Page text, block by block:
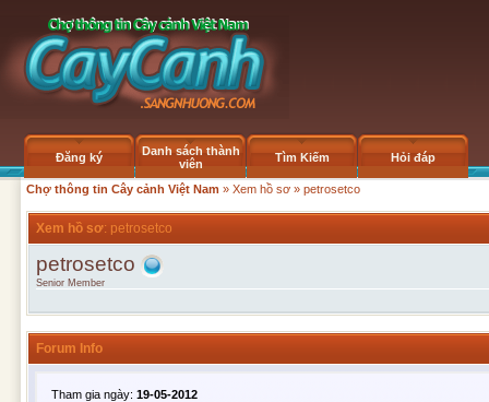
Đăng ký
Danh sách thành
viên
Tìm Kiếm Hỏi đáp
Chợ thông tin Cây cảnh Việt Nam » Xem hồ sơ » petrosetco
Xem hồ sơ: petrosetco
petrosetco
Senior Member
Forum Info
Tham gia ngày: 19-05-2012